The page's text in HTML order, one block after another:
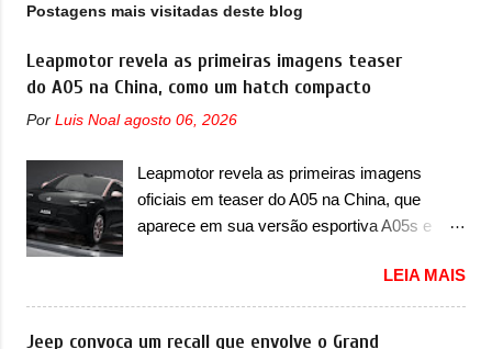
Postagens mais visitadas deste blog
Leapmotor revela as primeiras imagens teaser
do A05 na China, como um hatch compacto
Por Luis Noal agosto 06, 2026
Leapmotor revela as primeiras imagens
oficiais em teaser do A05 na China, que
aparece em sua versão esportiva A05s e
A Leapmotor vem apresentando uma rápida
expansão na China em termos de portfólio.
Apoiada pela Stellantis, a marca confirmou a
LEIA MAIS
Jeep convoca um recall que envolve o Grand